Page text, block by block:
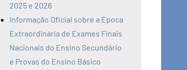
2025 e 2026
Informação Oficial sobre a Época
Extraordinária de Exames Finais
Nacionais do Ensino Secundário
e Provas do Ensino Básico